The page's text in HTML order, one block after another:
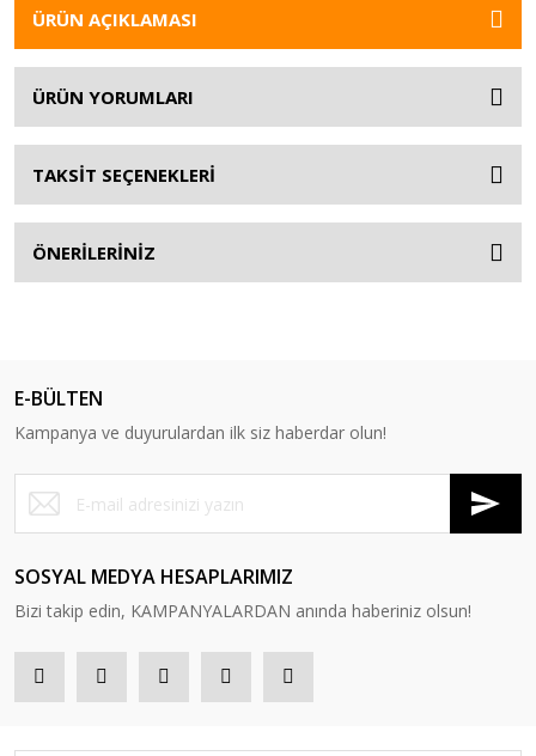
ÜRÜN AÇIKLAMASI
ÜRÜN YORUMLARI
TAKSİT SEÇENEKLERİ
ÖNERİLERİNİZ
E-BÜLTEN
Kampanya ve duyurulardan ilk siz haberdar olun!
SOSYAL MEDYA HESAPLARIMIZ
Bizi takip edin, KAMPANYALARDAN anında haberiniz olsun!